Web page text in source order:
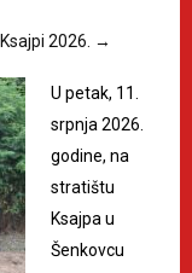
2026. →
U petak, 11.
srpnja 2026.
godine, na
stratištu
Ksajpa u
Šenkovcu